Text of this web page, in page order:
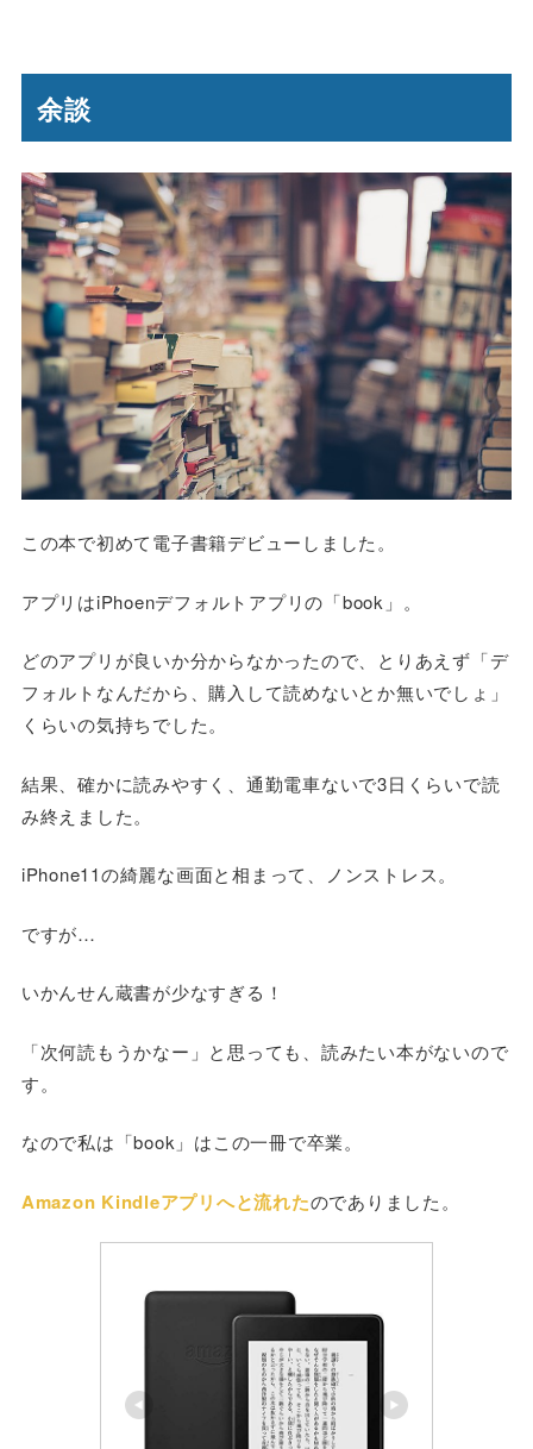
余談
この本で初めて電子書籍デビューしました。
アプリはiPhoenデフォルトアプリの「book」。
どのアプリが良いか分からなかったので、とりあえず「デ
フォルトなんだから、購入して読めないとか無いでしょ」
くらいの気持ちでした。
結果、確かに読みやすく、通勤電車ないで3日くらいで読
み終えました。
iPhone11の綺麗な画面と相まって、ノンストレス。
ですが…
いかんせん蔵書が少なすぎる！
「次何読もうかなー」と思っても、読みたい本がないので
す。
なので私は「book」はこの一冊で卒業。
Amazon Kindleアプリへと流れたのでありました。